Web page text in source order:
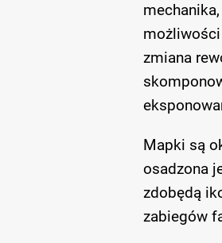
zmiana
Mapki są
osadzona
zdobędą
zabiegów